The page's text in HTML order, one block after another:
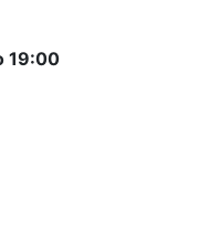
19:00